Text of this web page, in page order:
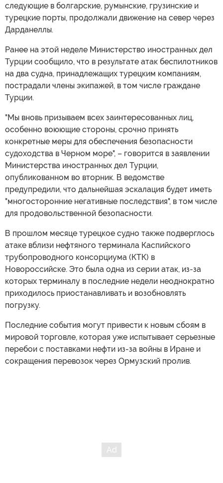
следующие в болгарские, румынские, грузинские и
турецкие порты, продолжали движение на север через
Дарданеллы.
Ранее на этой неделе Министерство иностранных дел
Турции сообщило, что в результате атак беспилотников
на два судна, принадлежащих турецким компаниям,
пострадали члены экипажей, в том числе граждане
Турции.
"Мы вновь призываем всех заинтересованных лиц,
особенно воюющие стороны, срочно принять
конкретные меры для обеспечения безопасности
судоходства в Черном море", – говорится в заявлении
Министерства иностранных дел Турции,
опубликованном во вторник. В ведомстве
предупредили, что дальнейшая эскалация будет иметь
"многосторонние негативные последствия", в том числе
для продовольственной безопасности.
В прошлом месяце турецкое судно также подверглось
атаке вблизи нефтяного терминала Каспийского
трубопроводного консорциума (КТК) в
Новороссийске. Это была одна из серии атак, из-за
которых терминалу в последние недели неоднократно
приходилось приостанавливать и возобновлять
погрузку.
Последние события могут привести к новым сбоям в
мировой торговле, которая уже испытывает серьезные
перебои с поставками нефти из-за войны в Иране и
сокращения перевозок через Ормузский пролив.